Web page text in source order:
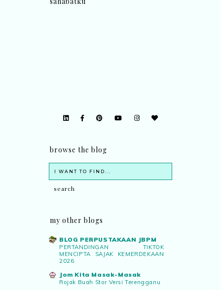
browse the blog
my other blogs
BLOG PERPUSTAKAAN JBPM
PERTANDINGAN TIKTOK
MENCIPTA SAJAK KEMERDEKAAN
2026
Jom Kita Masak-Masak
Rojak Buah Stor Versi Terengganu